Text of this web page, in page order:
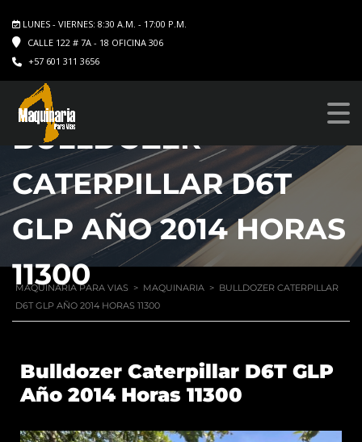
LUNES - VIERNES: 8:30 A.M. - 17:00 P.M.
CALLE 122 # 7A - 18 OFICINA 306
+57 601 311 3656
BULLDOZER
CATERPILLAR D6T
GLP AÑO 2014 HORAS
11300
MAQUINARIA PARA VIAS > MAQUINARIA > BULLDOZER CATERPILLAR
D6T GLP AÑO 2014 HORAS 11300
Bulldozer Caterpillar D6T GLP
Año 2014 Horas 11300